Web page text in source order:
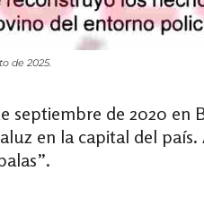
de 2025.
septiembre de 2020 en
en la capital del país.